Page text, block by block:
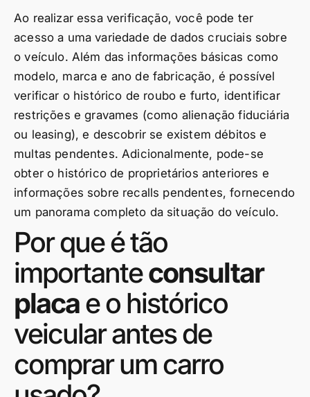
Ao realizar essa verificação, você pode ter
acesso a uma variedade de dados cruciais sobre
o veículo. Além das informações básicas como
modelo, marca e ano de fabricação, é possível
verificar o histórico de roubo e furto, identificar
restrições e gravames (como alienação fiduciária
ou leasing), e descobrir se existem débitos e
multas pendentes. Adicionalmente, pode-se
obter o histórico de proprietários anteriores e
informações sobre recalls pendentes, fornecendo
um panorama completo da situação do veículo.
Por que é tão
importanteconsultar
placae o histórico
veicular antes de
comprar um carro